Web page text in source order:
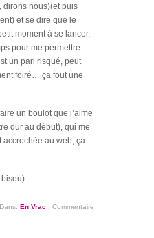
nous)(et puis
et se dire que le
moment à se lancer,
pour me permettre
un pari risqué, peut
foiré… ça fout une
un boulot que j’aime
dur au début), qui me
accrochée au web, ça
bisou)
Dans: En Vrac | Commentaire